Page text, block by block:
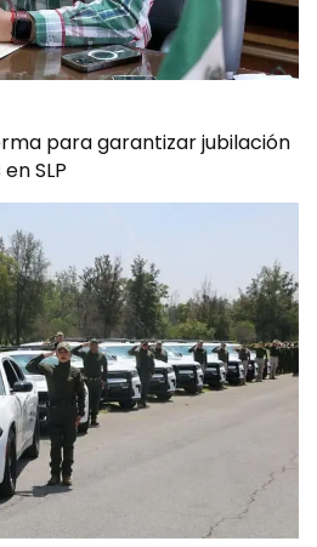
para garantizar jubilación
SLP